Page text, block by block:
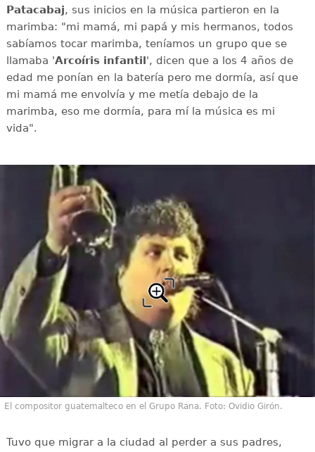
Patacabaj, sus inicios en la música partieron en la
marimba: "mi mamá, mi papá y mis hermanos, todos
sabíamos tocar marimba, teníamos un grupo que se
llamaba 'Arcoíris infantil', dicen que a los 4 años de
edad me ponían en la batería pero me dormía, así que
mi mamá me envolvía y me metía debajo de la
marimba, eso me dormía, para mí la música es mi
vida".
El compositor guatemalteco en el Grupo Rana. Foto: Ovidio Girón.
Tuvo que migrar a la ciudad al perder a sus padres,